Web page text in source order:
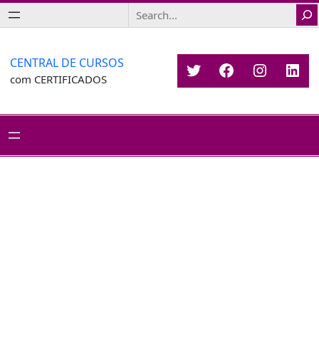
Saltar
para
conteúdo
Search
CENTRAL DE CURSOS
com CERTIFICADOS TwitterFacebook